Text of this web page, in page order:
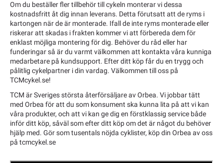
Om du beställer fler tillbehör till cykeln monterar vi dessa
kostnadsfritt åt dig innan leverans. Detta förutsatt att de ryms i
kartongen när de är monterade. Ifall de inte ryms monterade eller
riskerar att skadas i frakten kommer vi att förbereda dem för
enklast möjliga montering för dig. Behöver du råd eller har
funderingar så är du varmt välkommen att kontakta våra kunniga
medarbetare på kundsupport. Efter ditt köp får du en trygg och
pålitlig cykelpartner i din vardag. Välkommen till oss på
TCMcykel.se!
TCM är Sveriges största återförsäljare av Orbea. Vi jobbar tätt
med Orbea för att du som konsument ska kunna lita på att vi kan
våra produkter, och att vi kan ge dig en förstklassig service både
inför ditt köp, såväl som efter ditt köp om det är något du behöver
hjälp med. Gör som tusentals nöjda cyklister, köp din Orbea av oss
på tcmcykel.se